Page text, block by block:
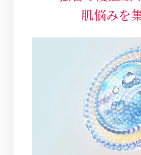
肌悩みを